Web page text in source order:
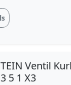
aus FVMQ
ist unter
Ventil
5 1 X3